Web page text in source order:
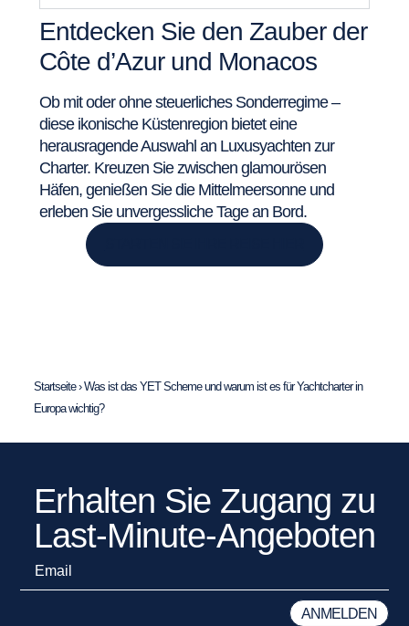
Entdecken Sie den Zauber der
Côte d’Azur und Monacos
Ob mit oder ohne steuerliches Sonderregime –
diese ikonische Küstenregion bietet eine
herausragende Auswahl an Luxusyachten zur
Charter. Kreuzen Sie zwischen glamourösen
Häfen, genießen Sie die Mittelmeersonne und
erleben Sie unvergessliche Tage an Bord.
Startseite›Was ist das YET Scheme und warum ist es für Yachtcharter in
Europa wichtig?
Erhalten Sie Zugang zu
Last-Minute-Angeboten